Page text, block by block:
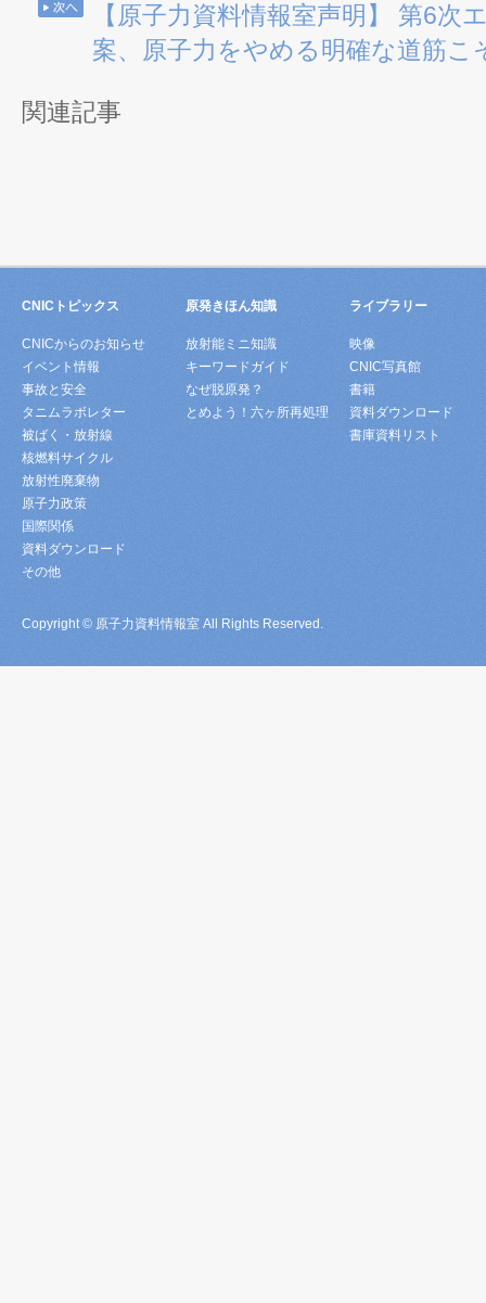
【原子力資料情報室声明】 第6次
案、原子力をやめる明確な道筋こ
関連記事
CNICトピックス
CNICからのお知らせ
イベント情報
事故と安全
タニムラボレター
被ばく・放射線
核燃料サイクル
放射性廃棄物
原子力政策
国際関係
資料ダウンロード
その他
原発きほん知識
放射能ミニ知識
キーワードガイド
なぜ脱原発？
とめよう！六ヶ所再処理
ライブラリー
映像
CNIC写真館
書籍
資料ダウンロード
書庫資料リスト
Copyright © 原子力資料情報室 All Rights Reserved.